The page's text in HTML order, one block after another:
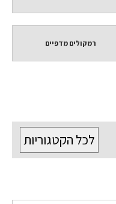
רמקולים מדפיים
לכל הקטגוריות